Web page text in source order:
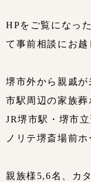
HPをご覧になっ
て事前相談にお越
堺市外から親戚
市駅周辺の家族葬
JR堺市駅・堺市
ノリテ堺斎場前
親族様5,6名、カ